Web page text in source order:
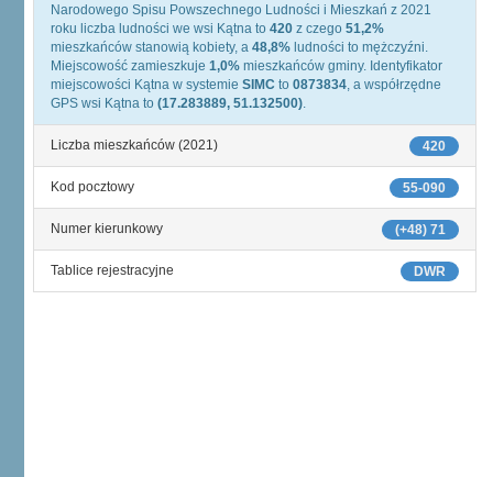
Narodowego Spisu Powszechnego Ludności i Mieszkań z 2021
roku liczba ludności we wsi Kątna to 420 z czego 51,2%
mieszkańców stanowią kobiety, a 48,8% ludności to mężczyźni.
Miejscowość zamieszkuje 1,0% mieszkańców gminy. Identyfikator
miejscowości Kątna w systemie SIMC to 0873834, a współrzędne
GPS wsi Kątna to (17.283889, 51.132500).
420
Liczba mieszkańców (2021)
55-090
Kod pocztowy
(+48) 71
Numer kierunkowy
DWR
Tablice rejestracyjne